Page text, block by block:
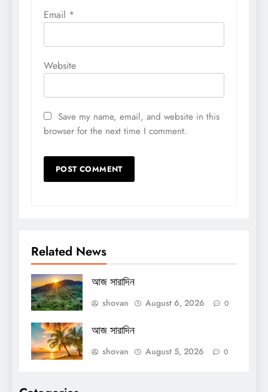
Email *
Website
Save my name, email, and website in this
browser for the next time I comment.
Related News
আজ সারাদিন
shovan August 6, 2026 0
আজ সারাদিন
shovan August 5, 2026 0